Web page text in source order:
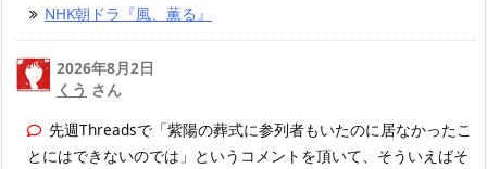
NHK朝ドラ『風、薫る』
2026年8月2日
くう さん
先週Threadsで「紫陽の葬式に参列者もいたのに居なかったこ
とにはできないのでは」というコメントを頂いて、そういえばそ